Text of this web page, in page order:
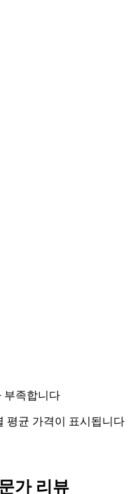
부족합니다
평균 가격이 표시됩니다
가 리뷰